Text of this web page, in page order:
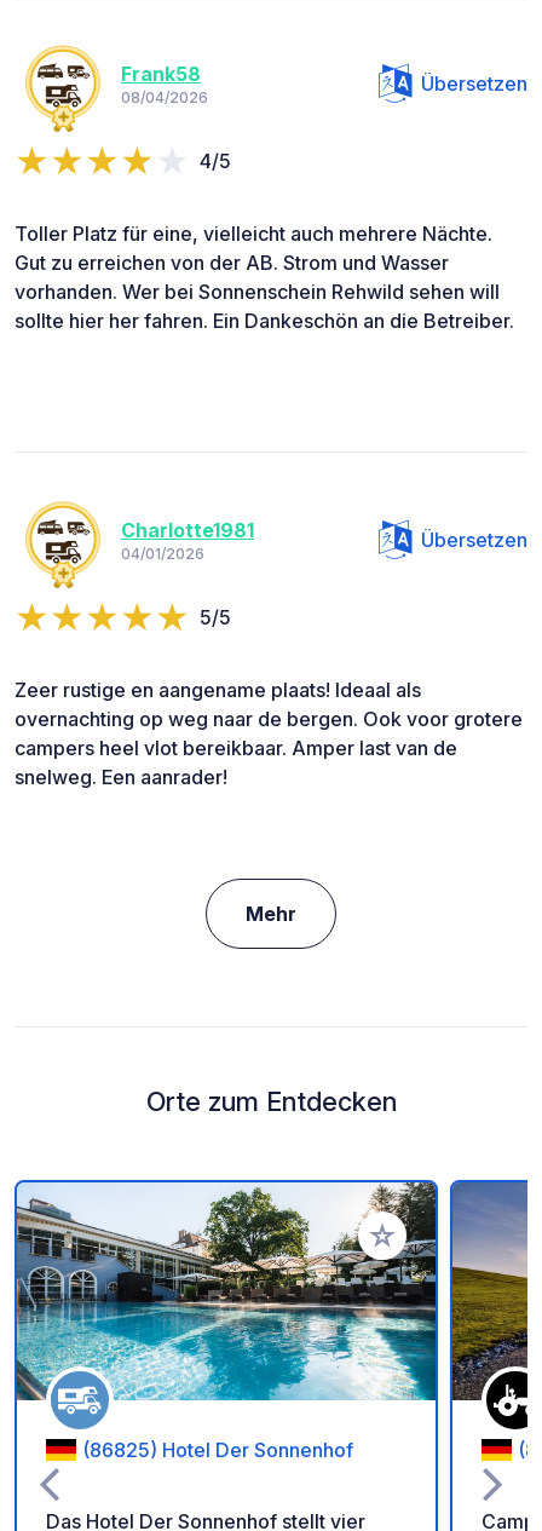
Frank58
08/04/2026
Übersetzen
4/5
Toller Platz für eine, vielleicht auch mehrere Nächte.
Gut zu erreichen von der AB. Strom und Wasser
vorhanden. Wer bei Sonnenschein Rehwild sehen will
sollte hier her fahren. Ein Dankeschön an die Betreiber.
Charlotte1981
04/01/2026
Übersetzen
5/5
Zeer rustige en aangename plaats! Ideaal als
overnachting op weg naar de bergen. Ook voor grotere
campers heel vlot bereikbaar. Amper last van de
snelweg. Een aanrader!
Mehr
Orte zum Entdecken
Zu Ihren Favoriten
(86825) Hotel Der Sonnenhof
Das Hotel Der Sonnenhof stellt vier